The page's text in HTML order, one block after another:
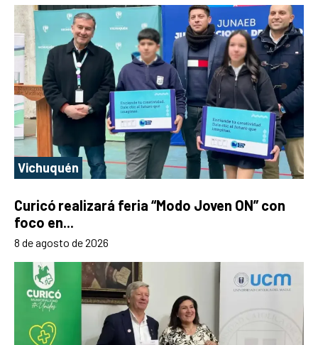
Vichuquén
Curicó realizará feria “Modo Joven ON” con
foco en...
8 de agosto de 2026